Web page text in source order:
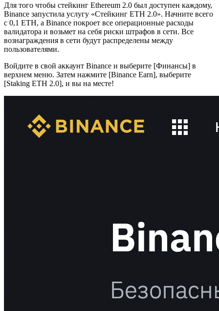
Для того чтобы стейкинг Ethereum 2.0 был доступен каждому,
Binance запустила услугу «Стейкинг ETH 2.0». Начните всего
с 0,1 ETH, а Binance покроет все операционные расходы
валидатора и возьмет на себя риски штрафов в сети. Все
вознаграждения в сети будут распределены между
пользователями.
Войдите в свой аккаунт Binance и выберите [Финансы] в
верхнем меню. Затем нажмите [Binance Earn], выберите
[Staking ETH 2.0], и вы на месте!